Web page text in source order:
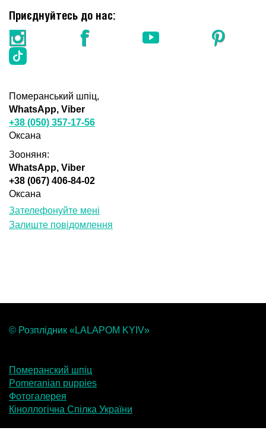
Приєднуйтесь до нас:
Померанський шпіц,
WhatsApp, Viber
+38 (050) 357-17-56
Оксана
Зооняня:
WhatsApp, Viber
+38 (067) 406-84-02
Оксана
Зателефонуйте мені
Залиште повідомлення
© Розплідник «LALAPOM KYIV»
Померанский шпіц
Pomeranian puppies
Фотогалерея
Кіноллогічна Спілка України